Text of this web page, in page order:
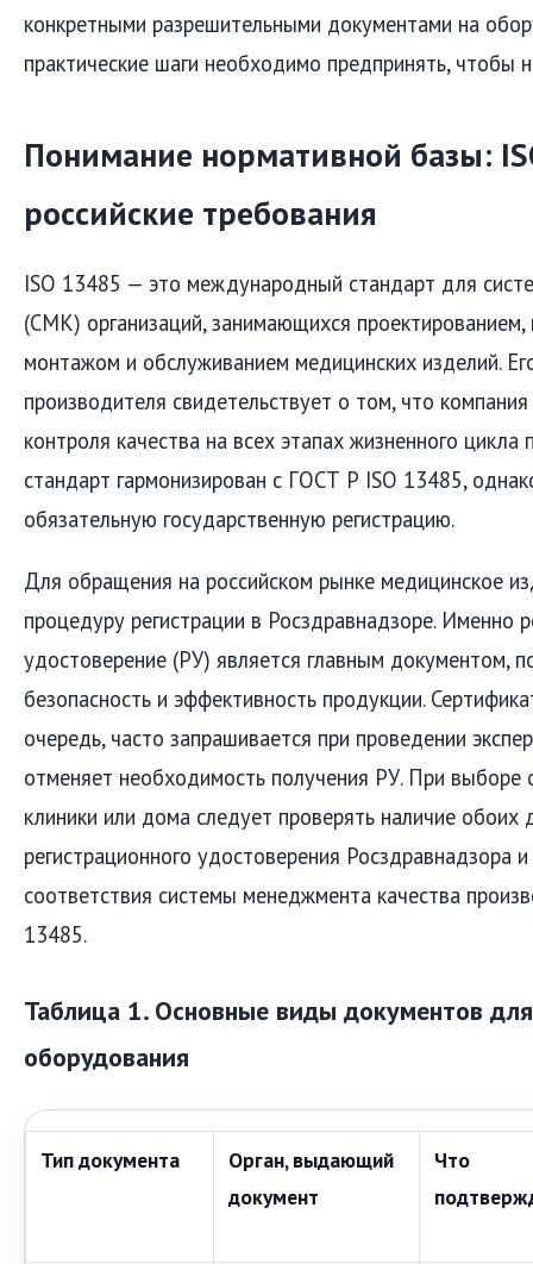
конкретными разрешительными документами на
практические шаги необходимо предпринять, чтобы
Понимание нормативной базы:
российские требования
ISO 13485 — это международный стандарт для
(СМК) организаций, занимающихся проектированием,
монтажом и обслуживанием медицинских изделий.
производителя свидетельствует о том, что
контроля качества на всех этапах жизненного цикла
стандарт гармонизирован с ГОСТ Р ISO 13485,
обязательную государственную регистрацию.
Для обращения на российском рынке медицинское
процедуру регистрации в Росздравнадзоре. Именно
удостоверение (РУ) является главным документом,
безопасность и эффективность продукции.
очередь, часто запрашивается при проведении
отменяет необходимость получения РУ. При выборе
клиники или дома следует проверять наличие обоих
регистрационного удостоверения Росздравнадзора
соответствия системы менеджмента качества
13485.
Таблица 1. Основные виды документов
оборудования
Тип документа
Орган, выдающий
документ
Что